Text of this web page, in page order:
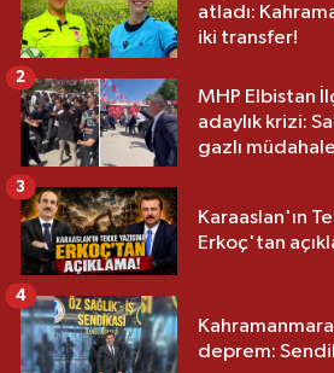
atladı:
iki transfer!
MHP Elbistan
adaylık krizi:
gazlı müdahale
2
Karaaslan'ın
Erkoç'tan
3
deprem:
4